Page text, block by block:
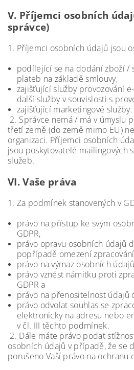
V. Příjemci osobních
správce)
1. Příjemci osobních údajů jsou
podílející se na dodání zboží /
plateb na základě smlouvy,
zajišťující služby provozování
další služby v souvislosti s
zajišťující marketingové služby.
2. Správce nemá / má v úmyslu
třetí země (do země mimo EU)
organizaci. Příjemci osobních
jsou poskytovatelé mailingových
služeb.
VI.Vaše práva
1. Za podmínek stanovených v
právo na přístup ke svým
GDPR,
právo opravu osobních údajů
popřípadě omezení
právo na výmaz osobních
právo vznést námitku proti
GDPR a
právo na přenositelnost údajů
právo odvolat souhlas se
elektronicky na adresu nebo
v čl. III těchto podmínek.
2. Dále máte právo podat
osobních údajů v případě, že se
porušeno Vaší právo na ochranu